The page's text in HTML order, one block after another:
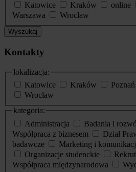
Katowice
Kraków online
Warszawa
Wrocław
Wyszukaj
Kontakty
lokalizacja:
Katowice
Kraków Poznań
Wrocław
kategoria:
Administracja
Badania i
Współpraca z biznesem
Dział
badawcze
Marketing i
Organizacje studenckie
Współpraca międzynarodowa